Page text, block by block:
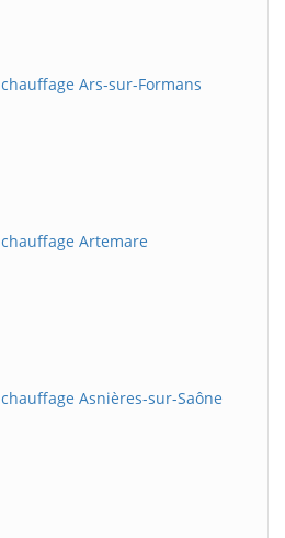
Ars-sur-Formans
Artemare
Asnières-sur-Saône